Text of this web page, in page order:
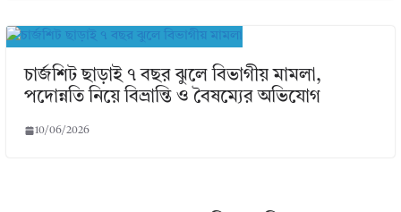
চার্জশিট ছাড়াই ৭ বছর ঝুলে বিভাগীয় মামলা,
পদোন্নতি নিয়ে বিভ্রান্তি ও বৈষম্যের অভিযোগ
10/06/2026